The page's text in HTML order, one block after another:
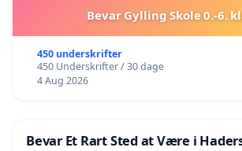
Bevar Gylling Skole 0.-6.
450 underskrifter
450 Underskrifter / 30 dage
4 Aug 2026
Bevar Et Rart Sted at Være i